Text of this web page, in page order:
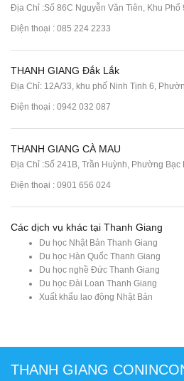
Địa Chỉ :Số 86C Nguyễn Văn Tiên, Khu Phố
Điện thoại : 085 224 2233
THANH GIANG Đắk Lắk
Địa Chỉ: 12A/33, khu phố Ninh Tịnh 6,
Điện thoại : 0942 032 087
THANH GIANG CÀ MAU
Địa Chỉ :Số 241B, Trần Huỳnh, Phường Bạc
Điện thoại : 0901 656 024
Các dịch vụ khác tại Thanh Giang
Du học Nhật Bản Thanh Giang
Du học Hàn Quốc Thanh Giang
Du học nghề Đức Thanh Giang
Du học Đài Loan Thanh Giang
Xuất khẩu lao động Nhật Bản
THANH GIANG